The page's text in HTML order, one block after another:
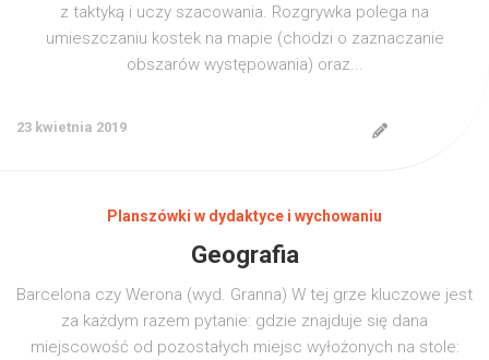
z taktyką i uczy szacowania. Rozgrywka polega na
umieszczaniu kostek na mapie (chodzi o zaznaczanie
obszarów występowania) oraz...
23 kwietnia 2019
Planszówki w dydaktyce i wychowaniu
Geografia
Barcelona czy Werona (wyd. Granna) W tej grze kluczowe jest
za każdym razem pytanie: gdzie znajduje się dana
miejscowość od pozostałych miejsc wyłożonych na stole: